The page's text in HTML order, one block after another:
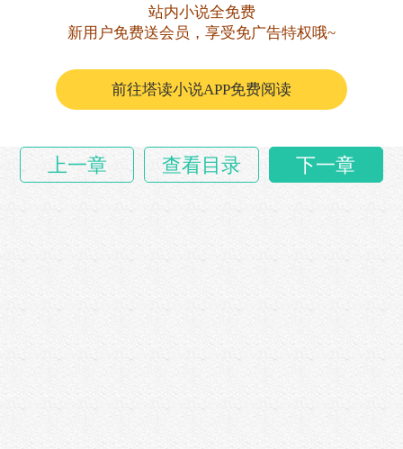
然而，帅不过三秒...许敛就被……
站内小说全免费
新用户免费送会员，享受免广告特权哦~
前往塔读小说APP免费阅读
上一章 查看目录 下一章